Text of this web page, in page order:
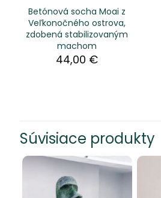
Betónová socha Moai z
Veľkonočného ostrova,
zdobená stabilizovaným
machom
44,00 €
Súvisiace produkty